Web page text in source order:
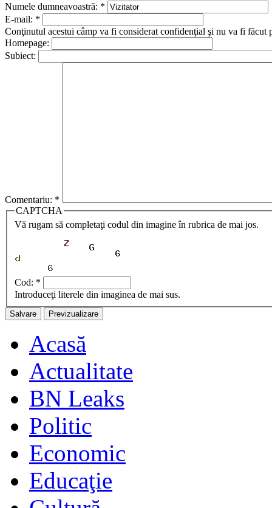
Numele dumneavoastră: *
E-mail: *
Conţinutul acestui câmp va fi considerat confidenţial şi nu va fi făcut
Homepage:
Subiect:
Comentariu: *
CAPTCHA
Vă rugam să completaţi codul din imagine în rubrica de mai jos.
Cod: *
Introduceţi literele din imaginea de mai sus.
Acasă
Actualitate
BN Leaks
Politic
Economic
Educaţie